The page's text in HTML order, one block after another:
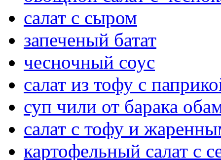
салат с сыром
запеченый батат
чесночный соус
салат из тофу с
суп чили от барака
салат с тофу и
картофельный салат с